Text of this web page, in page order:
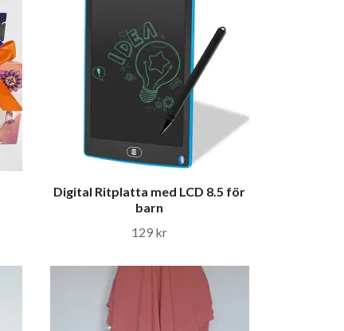
Digital Ritplatta med LCD 8.5 för
barn
129 kr